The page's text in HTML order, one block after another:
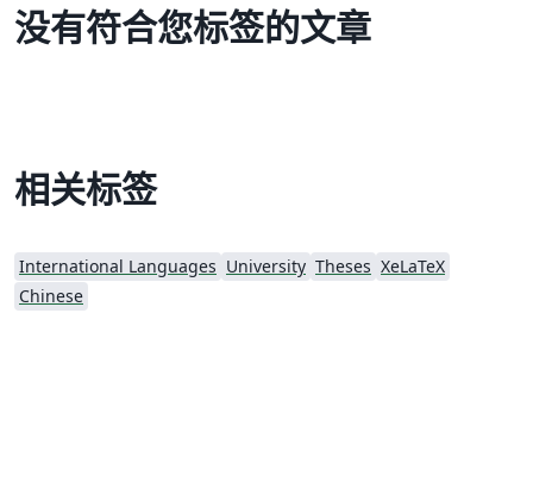
没有符合您标签的文章
相关标签
International Languages University Theses XeLaTeX
Chinese